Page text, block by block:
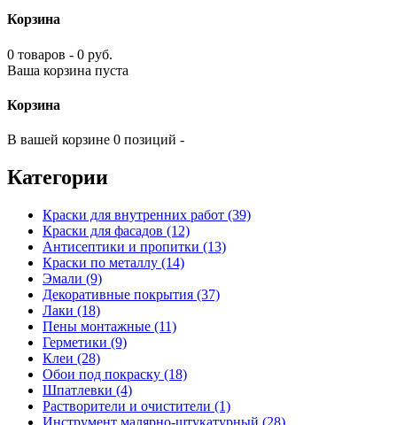
Корзина
0 товаров - 0 руб.
Ваша корзина пуста
Корзина
В вашей корзине 0 позиций -
Категории
Краски для внутренних работ (39)
Краски для фасадов (12)
Антисептики и пропитки (13)
Краски по металлу (14)
Эмали (9)
Декоративные покрытия (37)
Лаки (18)
Пены монтажные (11)
Герметики (9)
Клеи (28)
Обои под покраску (18)
Шпатлевки (4)
Растворители и очистители (1)
Инструмент малярно-штукатурный (28)